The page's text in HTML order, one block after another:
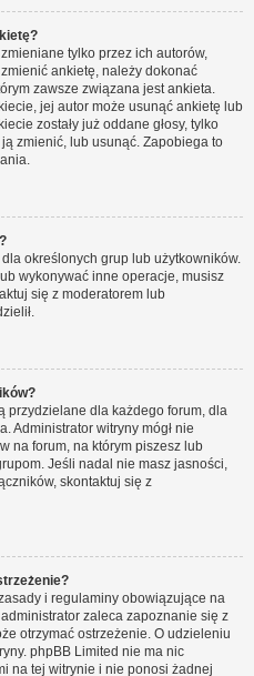
tylko przez ich autorów,
ankietę, należy dokonać
zawsze związana jest ankieta.
jej autor może usunąć ankietę lub
zostały już oddane głosy, tylko
zmienić, lub usunąć. Zapobiega to
określonych grup lub użytkowników.
wykonywać inne operacje, musisz
się z moderatorem lub
przydzielane dla każdego forum, dla
Administrator witryny mógł nie
na forum, na którym piszesz lub
Jeśli nadal nie masz jasności,
skontaktuj się z
i regulaminy obowiązujące na
zaleca zapoznanie się z
otrzymać ostrzeżenie. O udzieleniu
phpBB Limited nie ma nic
na tej witrynie i nie ponosi żadnej